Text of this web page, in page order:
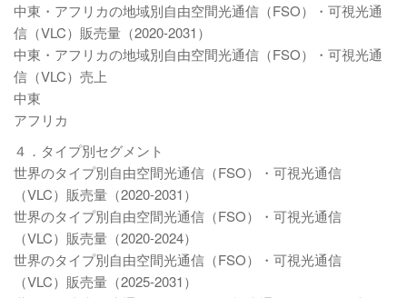
中東・アフリカの地域別自由空間光通信（FSO）・可視光通
信（VLC）販売量（2020-2031）
中東・アフリカの地域別自由空間光通信（FSO）・可視光通
信（VLC）売上
中東
アフリカ
４．タイプ別セグメント
世界のタイプ別自由空間光通信（FSO）・可視光通信
（VLC）販売量（2020-2031）
世界のタイプ別自由空間光通信（FSO）・可視光通信
（VLC）販売量（2020-2024）
世界のタイプ別自由空間光通信（FSO）・可視光通信
（VLC）販売量（2025-2031）